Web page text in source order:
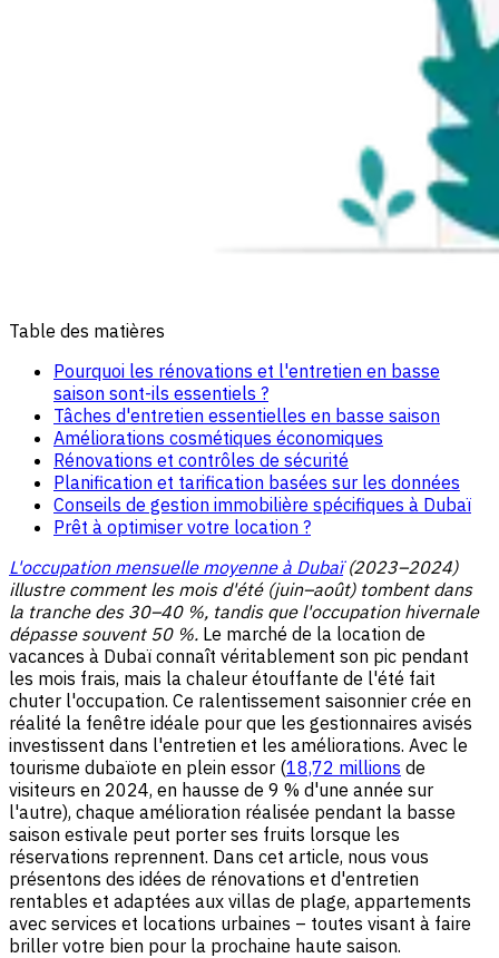
Table des matières
Pourquoi les rénovations et l'entretien en basse
saison sont-ils essentiels ?
Tâches d'entretien essentielles en basse saison
Améliorations cosmétiques économiques
Rénovations et contrôles de sécurité
Planification et tarification basées sur les données
Conseils de gestion immobilière spécifiques à Dubaï
Prêt à optimiser votre location ?
L'occupation mensuelle moyenne à Dubaï(2023–2024)
illustre comment les mois d'été (juin–août) tombent dans
la tranche des 30–40 %, tandis que l'occupation hivernale
dépasse souvent 50 %. Le marché de la location de
vacances à Dubaï connaît véritablement son pic pendant
les mois frais, mais la chaleur étouffante de l'été fait
chuter l'occupation. Ce ralentissement saisonnier crée en
réalité la fenêtre idéale pour que les gestionnaires avisés
investissent dans l'entretien et les améliorations. Avec le
tourisme dubaïote en plein essor (18,72 millions de
visiteurs en 2024, en hausse de 9 % d'une année sur
l'autre), chaque amélioration réalisée pendant la basse
saison estivale peut porter ses fruits lorsque les
réservations reprennent. Dans cet article, nous vous
présentons des idées de rénovations et d'entretien
rentables et adaptées aux villas de plage, appartements
avec services et locations urbaines – toutes visant à faire
briller votre bien pour la prochaine haute saison.